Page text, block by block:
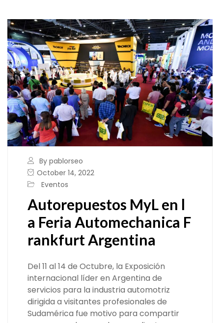
By pablorseo
October 14, 2022
Eventos
Autorepuestos MyL en l
a Feria Automechanica F
rankfurt Argentina
Del 11 al 14 de Octubre, la Exposición
internacional líder en Argentina de
servicios para la industria automotriz
dirigida a visitantes profesionales de
Sudamérica fue motivo para compartir